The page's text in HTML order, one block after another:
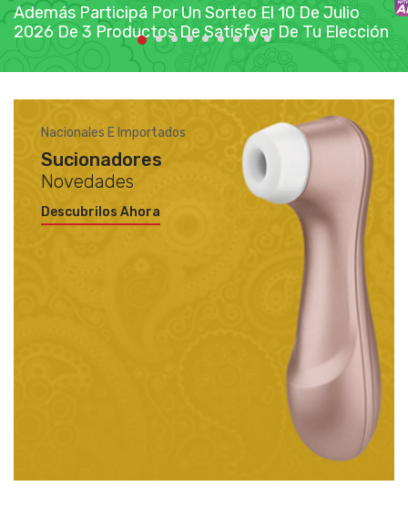
Además Participá Por Un Sorteo El 10 De Julio
2026 De 3 Productos De Satisfyer De Tu Elección
Nacionales E Importados
Sucionadores
Novedades
Descubrilos Ahora